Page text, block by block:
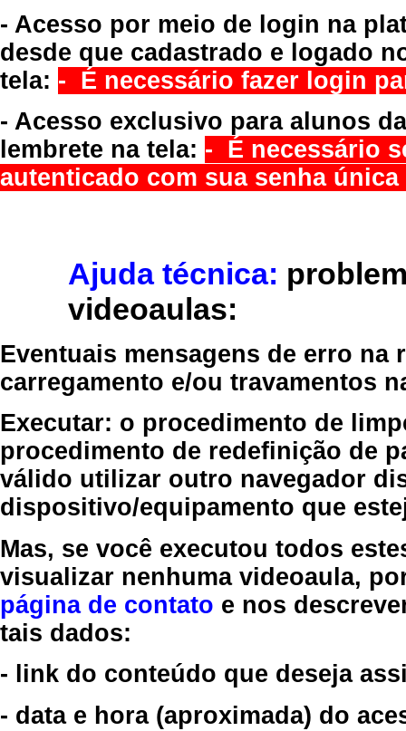
- Acesso por meio de login na
desde que cadastrado e logado
tela: - É necessário fazer login
- Acesso exclusivo para alunos
lembrete na tela: - É necessário
autenticado com sua senha
Ajuda técnica:
videoaulas:
Eventuais mensagens de erro
carregamento e/ou travamentos
Executar: o procedimento de
procedimento de redefinição de
válido utilizar outro navegador
dispositivo/equipamento que
Mas, se você executou todos
visualizar nenhuma videoaula,
página de contato e nos
tais dados:
- link do conteúdo que deseja
- data e hora (aproximada) do